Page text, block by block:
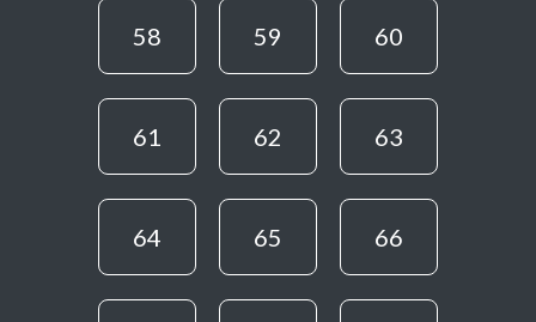
58 59 60
61 62 63
64 65 66